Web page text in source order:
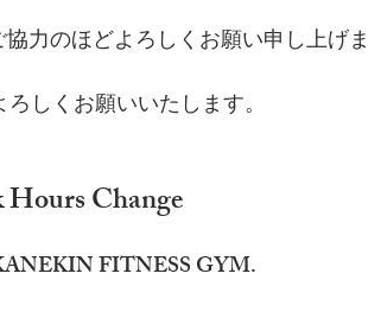
力のほどよろしくお願い申し上げま
しくお願いいたします。
Change
FITNESS GYM.